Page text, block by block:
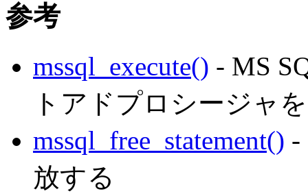
参考
mssql_execute() - MS
トアドプロシージャ
mssql_free_statement() -
放する